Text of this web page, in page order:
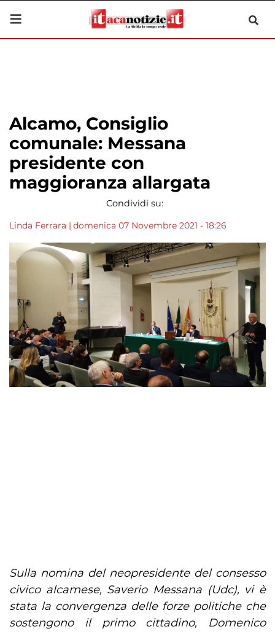
Alcamo, Consiglio
comunale: Messana
presidente con
maggioranza allargata
Condividi su:
Linda Ferrara | domenica 07 Novembre 2021 - 18:26
Sulla nomina del neopresidente del consesso
civico alcamese, Saverio Messana (Udc), vi è
stata la convergenza delle forze politiche che
sostengono il primo cittadino, Domenico